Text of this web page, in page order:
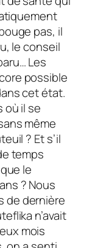
pas, il
le conseil
Les
possible
cet état.
où il se
même
? Et s’il
temps
le
? Nous
de dernière
n’avait
mois